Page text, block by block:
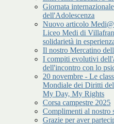
Giornata
dell'Adolescenza
Nuovo articolo
Liceo Medi di
solidarietà in
Il nostro Mercatino
I compiti evolutivi
dell'incontro con lo
20 novembre - Le
Mondiale dei Diritti
My Day, My Rights
Corsa campestre 2025
Complimenti al nostro
Grazie per aver